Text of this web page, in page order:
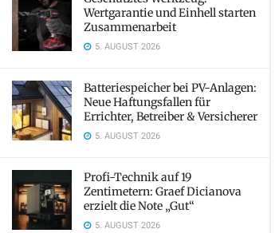
Wertgarantie und Einhell starten
Zusammenarbeit
5. AUGUST 2026
Batteriespeicher bei PV-Anlagen:
Neue Haftungsfallen für
Errichter, Betreiber & Versicherer
5. AUGUST 2026
Profi-Technik auf 19
Zentimetern: Graef Dicianova
erzielt die Note „Gut“
5. AUGUST 2026